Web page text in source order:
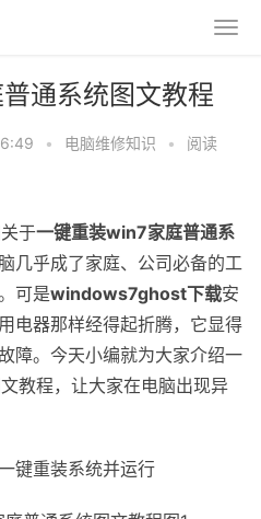
通系统图文教程
• 电脑维修知识 •
阅读
于一键重装win7家庭普通系
几乎成了家庭、公司必备的工
可是windows7ghost下载安
电器那样经得起折腾，它显得
障。今天小编就为大家介绍一
教程，让大家在电脑出现异
重装系统并运行